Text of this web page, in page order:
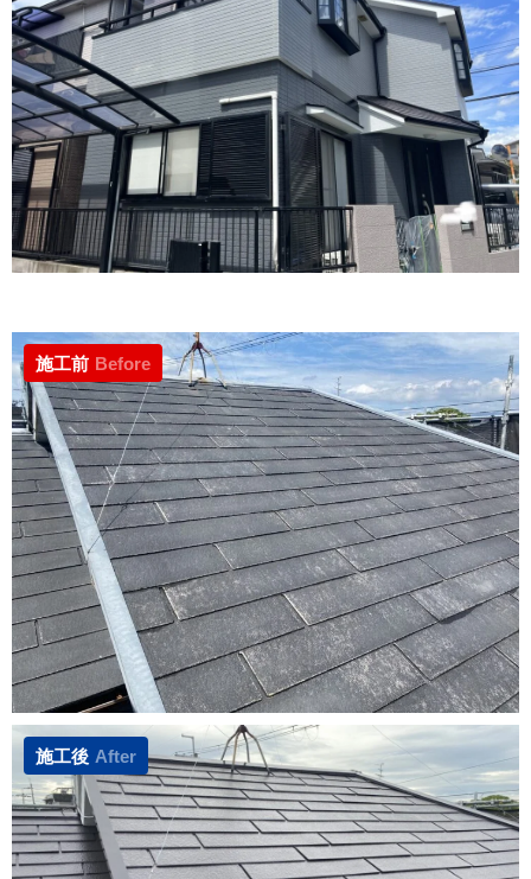
施工前 Before
施工後 After